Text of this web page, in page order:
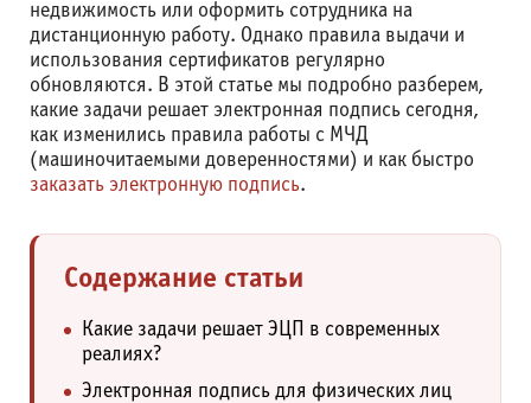
недвижимость или оформить сотрудника на
дистанционную работу. Однако правила выдачи и
использования сертификатов регулярно
обновляются. В этой статье мы подробно разберем,
какие задачи решает электронная подпись сегодня,
как изменились правила работы с МЧД
(машиночитаемыми доверенностями) и как быстро
заказать электронную подпись.
Содержание статьи
Какие задачи решает ЭЦП в современных
реалиях?
Электронная подпись для физических лиц